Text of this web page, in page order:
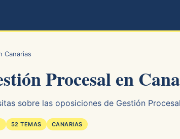
Canarias
Procesal en
sobre las oposiciones de Gestión
52 TEMAS CANARIAS